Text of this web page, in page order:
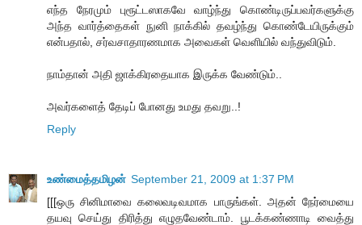
எந்த நேரமும் புரூட்டஸாகவே வாழ்ந்து கொண்டிருப்பவர்களுக்கு
அந்த வார்த்தைகள் நுனி நாக்கில் தவழ்ந்து கொண்டேயிருக்கும்
என்பதால், சர்வசாதாரணமாக அவைகள் வெளியில் வந்துவிடும்.
நாம்தான் அதி ஜாக்கிரதையாக இருக்க வேண்டும்..
அவர்களைத் தேடிப் போனது உமது தவறு..!
Reply
உண்மைத்தமிழன் September 21, 2009 at 1:37 PM
[[[ஒரு சினிமாவை கலைவடிவமாக பாருங்கள். அதன் நேர்மையை
தயவு செய்து திரித்து எழுதவேண்டாம். பூடக்கண்ணாடி வைத்து